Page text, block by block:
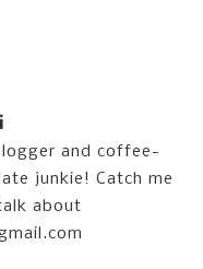
and coffee-
junkie! Catch me
about